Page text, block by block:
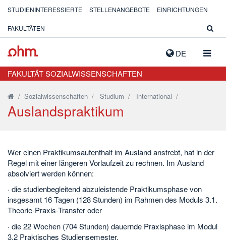
DE
STUDIENINTERESSIERTE STELLENANGEBOTE EINRICHTUNGEN
FAKULTÄTEN
FAKULTÄT SOZIALWISSENSCHAFTEN
/ Sozialwissenschaften / Studium / International /
Auslandspraktikum
Wer einen Praktikumsaufenthalt im Ausland anstrebt, hat in der
Regel mit einer längeren Vorlaufzeit zu rechnen. Im Ausland
absolviert werden können:
· die studienbegleitend abzuleistende Praktikumsphase von
insgesamt 16 Tagen (128 Stunden) im Rahmen des Moduls 3.1.
Theorie-Praxis-Transfer oder
· die 22 Wochen (704 Stunden) dauernde Praxisphase im Modul
3.2 Praktisches Studiensemester.